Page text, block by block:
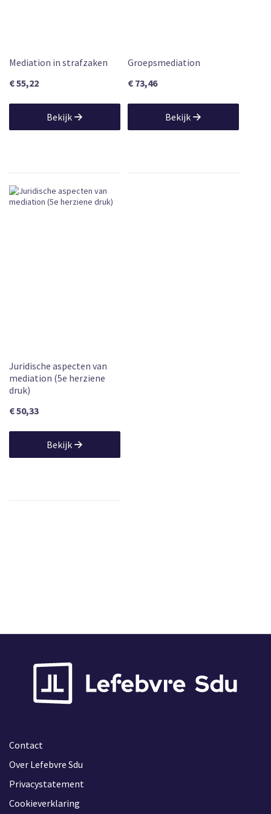
Mediation in strafzaken
€ 55,22
Bekijk
Groepsmediation
€ 73,46
Bekijk
Juridische aspecten van
mediation (5e herziene
druk)
€ 50,33
Bekijk
Contact
Over Lefebvre Sdu
Privacystatement
Cookieverklaring